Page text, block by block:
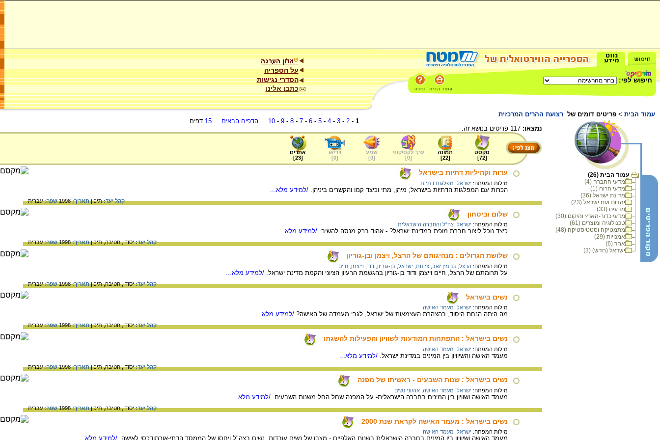
חיפוש לפי:
על הספריה
הסדרי נגישות
כתבו אלינו
עמוד הבית > פריטים דומים של רצועת ההרים המרכזית
עמוד הבית (26)
מדעי החברה (4)
מדעי הרוח (1)
מדינת ישראל (36)
יהדות ועם ישראל (23)
מדעים (33)
מדעי כדור-הארץ והיקום (30)
טכנולוגיה ומוצרים (61)
מתמטיקה וסטטיסטיקה (48)
אמנויות (29)
אחר (6)
ישראל (חדש) (3)
1
-
2
-
3
-
4
-
5
-
6
-
7
-
8
-
9
-
10
...הדפים הבאים ...
15 דפים
נמצאו:
טקסט
[
72
]
תמונה
[
22
]
ערך לקסיקוני
[
0
]
שמע
[
0
]
וידיאו
[
0
]
אתרים
[
23
]
עדות וקהיליות דתיות בישראל
מילות המפתח: ישראל מפלגות דתיות
הכרות עם המפלגות הדתיות בישראל; מיהן, מתי וכיצד קמו והקשרים ביניהן. /למידע מלא...
קהל יעד:תיכוןתאריך:1998 שפה:עברית
שלום וביטחון
מילות המפתח: ישראל צה"ל והחברה הישראלית
כיצד נוכל ליצור חברת מופת במדינת ישראל? - אהוד ברק מנסה להשיב. /למידע מלא...
קהל יעד:יסודי,חטיבה,תיכוןתאריך:1998 שפה:עברית
שלושת הגדולים : מנהיגותם של הרצל, ויצמן ובן-גוריון
מילות המפתח: הרצל, בנימין זאב ציונות ישראל בן-גוריון, דוד וייצמן, חיים
על תרומתם של הרצל, חיים וייצמן ודוד בן-גוריון בהגשמת הרעיון הציוני והקמת מדינת ישראל. /למידע מלא...
קהל יעד:יסודי,חטיבה,תיכוןתאריך:1998 שפה:עברית
נשים בישראל
מילות המפתח: ישראל מעמד האישה
מה היתה הנחת היסוד, בהצהרת העצמאות של ישראל, לגבי מעמדה של האישה? /למידע מלא...
קהל יעד:יסודי,חטיבה,תיכוןתאריך:1998 שפה:עברית
נשים בישראל : התפתחות המודעות לשוויון והפעילות להשגתו
מילות המפתח: ישראל מעמד האישה
מעמד האישה והשיוויון בין המינים במדינת ישראל. /למידע מלא...
קהל יעד:יסודי,חטיבה,תיכוןתאריך:1998 שפה:עברית
נשים בישראל : שנות השבעים - ראשיתו של מפנה
מילות המפתח: ישראל מעמד האישה ארגוני נשים
מעמד האישה ושוויון בין המינים בחברה הישראלית- על המפנה שחל החל משנות השבעים. /למידע מלא...
קהל יעד:יסודי,חטיבה,תיכוןתאריך:1998 שפה:עברית
נשים בישראל : מעמד האישה לקראת שנת 2000
מילות המפתח: ישראל מעמד האישה
מעמד האישה ושיוויון בין המינים בחברה הישראלית בשנות האלפיים - מצבן של נשים עובדות, נשים בצה"ל ויחסו של הממסד הדתי-אורתודכסי לאישה. /למידע מלא...